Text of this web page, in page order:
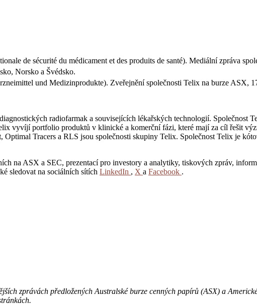
de sécurité du médicament et des produits de santé). Mediální zpráva
Norsko a Švédsko.
und Medizinprodukte). Zveřejnění společnosti Telix na burze ASX,
radiofarmak a souvisejících lékařských technologií. Společnost
vyvíjí portfolio produktů v klinické a komerční fázi, které mají za cíl řešit
Tracers a RLS jsou společnosti skupiny Telix. Společnost Telix je
na ASX a SEC, prezentací pro investory a analytiky, tiskových zpráv,
sledovat na sociálních sítích LinkedIn , X a Facebook .
zprávách předložených Australské burze cenných papírů (ASX) a